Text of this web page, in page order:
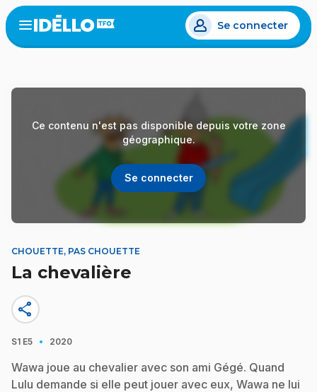
Aller
au
contenu
Open
menu
Se connecter
Ce contenu n'est pas disponible depuis votre zone
géographique.
Se connecter
CHOUETTE, PAS CHOUETTE
La chevalière
share
S1 E5 · 2020
Wawa joue au chevalier avec son ami Gégé. Quand
Lulu demande si elle peut jouer avec eux, Wawa ne lui